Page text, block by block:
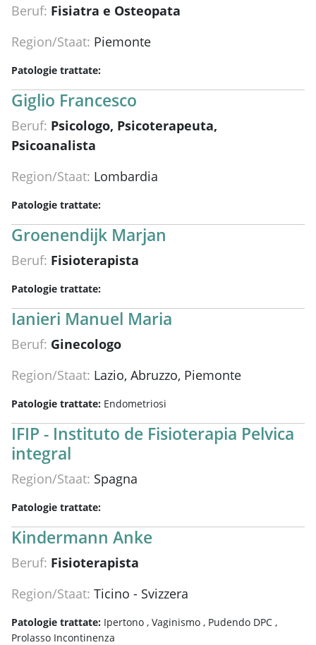
Beruf: Fisiatra e Osteopata
Region/Staat: Piemonte
Patologie trattate:
Giglio Francesco
Beruf: Psicologo, Psicoterapeuta,
Psicoanalista
Region/Staat: Lombardia
Patologie trattate:
Groenendijk Marjan
Beruf: Fisioterapista
Patologie trattate:
Ianieri Manuel Maria
Beruf: Ginecologo
Region/Staat: Lazio, Abruzzo, Piemonte
Patologie trattate: Endometriosi
IFIP - Instituto de Fisioterapia Pelvica
integral
Region/Staat: Spagna
Patologie trattate:
Kindermann Anke
Beruf: Fisioterapista
Region/Staat: Ticino - Svizzera
Patologie trattate: Ipertono , Vaginismo , Pudendo DPC ,
Prolasso Incontinenza